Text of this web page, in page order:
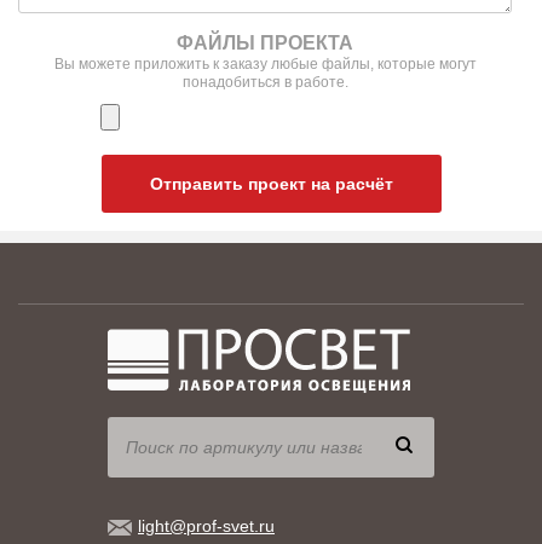
ФАЙЛЫ ПРОЕКТА
Вы можете приложить к заказу любые файлы, которые могут
понадобиться в работе.
Отправить проект на расчёт
light@prof-svet.ru